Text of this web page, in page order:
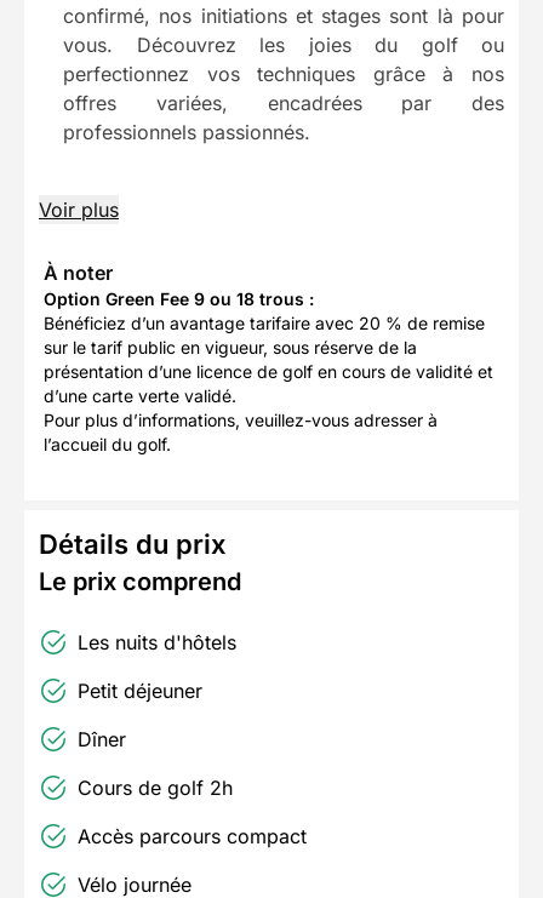
confirmé, nos initiations et stages sont là pour
vous. Découvrez les joies du golf ou
perfectionnez vos techniques grâce à nos
offres variées, encadrées par des
professionnels passionnés.
Voir plus
À noter
Option Green Fee 9 ou 18 trous :
Bénéficiez d’un avantage tarifaire avec 20 % de remise
sur le tarif public en vigueur, sous réserve de la
présentation d’une licence de golf en cours de validité et
d’une carte verte validé.
Pour plus d’informations, veuillez-vous adresser à
l’accueil du golf.
Détails du prix
Le prix comprend
Les nuits d'hôtels
Petit déjeuner
Dîner
Cours de golf 2h
Accès parcours compact
Vélo journée